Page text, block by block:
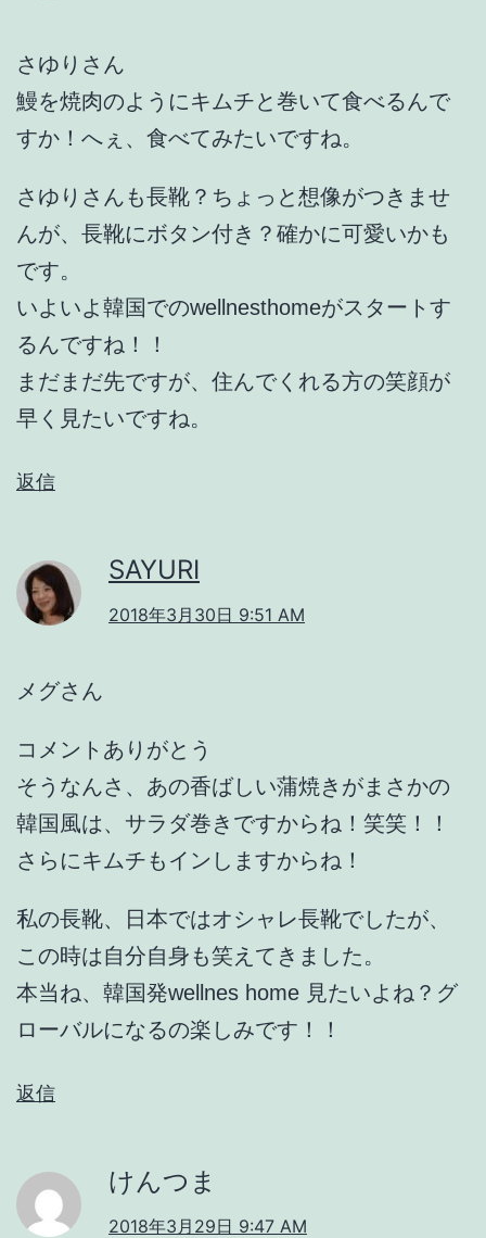
さゆりさん
鰻を焼肉のようにキムチと巻いて食べるんで
すか！へぇ、食べてみたいですね。
さゆりさんも長靴？ちょっと想像がつきませ
んが、長靴にボタン付き？確かに可愛いかも
です。
いよいよ韓国でのwellnesthomeがスタートす
るんですね！！
まだまだ先ですが、住んでくれる方の笑顔が
早く見たいですね。
返信
SAYURI
2018年3月30日 9:51 AM
メグさん
コメントありがとう
そうなんさ、あの香ばしい蒲焼きがまさかの
韓国風は、サラダ巻きですからね！笑笑！！
さらにキムチもインしますからね！
私の長靴、日本ではオシャレ長靴でしたが、
この時は自分自身も笑えてきました。
本当ね、韓国発wellnes home 見たいよね？グ
ローバルになるの楽しみです！！
返信
けんつま
2018年3月29日 9:47 AM